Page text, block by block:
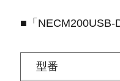
■「NECM200USB-
型